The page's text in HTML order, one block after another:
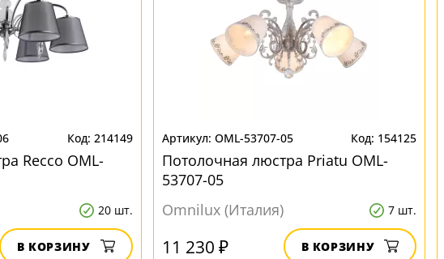
214149
Recco OML-
20 шт.
В КОРЗИНУ
OML-53707-05 154125
Потолочная люстра Priatu OML-
53707-05
Omnilux (Италия)
7 шт.
11 230 ₽ В КОРЗИНУ